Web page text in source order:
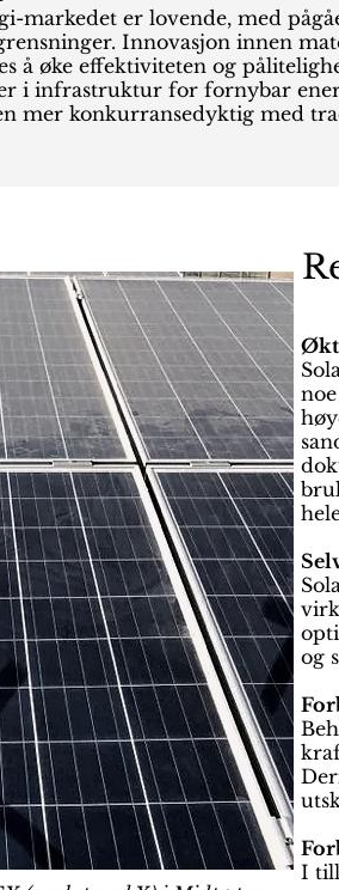
markedet er lovende, med
Innovasjon innen
å øke effektiviteten og
i infrastruktur for fornybar
mer konkurransedyktig med
Økt
og
I